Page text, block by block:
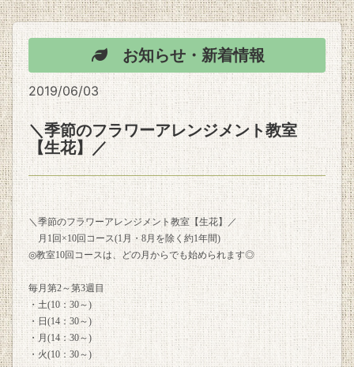
お知らせ・新着情報
2019/06/03
＼季節のフラワーアレンジメント教室
【生花】／
＼季節のフラワーアレンジメント教室【生花】／
月1回×10回コース(1月・8月を除く約1年間)
◎教室10回コースは、どの月からでも始められます◎
毎月第2～第3週目
・土(10：30～)
・日(14：30～)
・月(14：30～)
・火(10：30～)